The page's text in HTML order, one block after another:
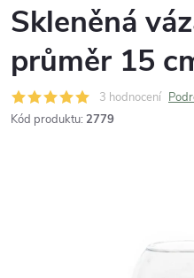
Skleněná
průměr 15
3 hodnocení
Kód produktu: 2779